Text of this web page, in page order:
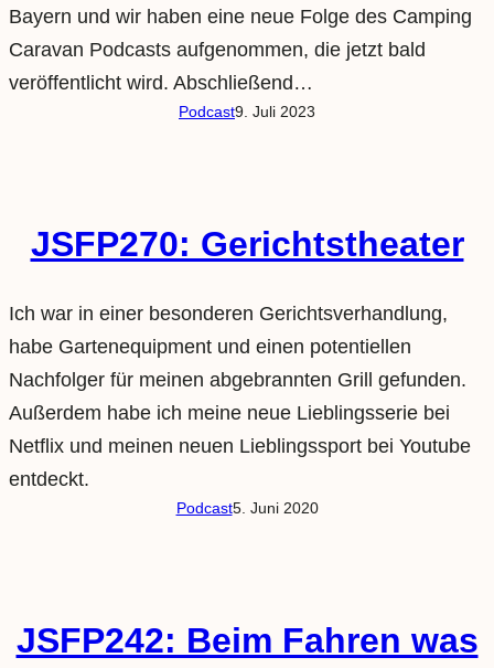
Bayern und wir haben eine neue Folge des Camping
Caravan Podcasts aufgenommen, die jetzt bald
veröffentlicht wird. Abschließend…
Podcast9. Juli 2023
JSFP270: Gerichtstheater
Ich war in einer besonderen Gerichtsverhandlung,
habe Gartenequipment und einen potentiellen
Nachfolger für meinen abgebrannten Grill gefunden.
Außerdem habe ich meine neue Lieblingsserie bei
Netflix und meinen neuen Lieblingssport bei Youtube
entdeckt.
Podcast5. Juni 2020
JSFP242: Beim Fahren was